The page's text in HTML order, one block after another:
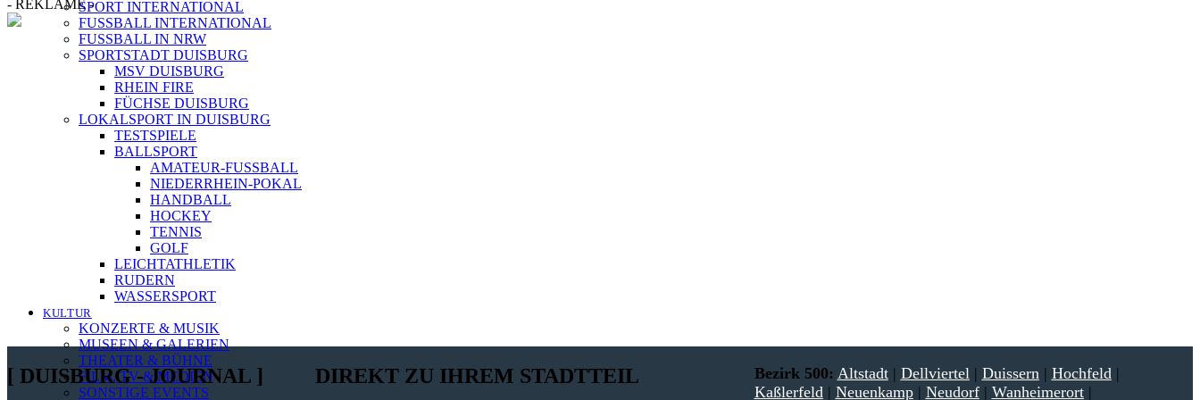
SPORT INTERNATIONAL
FUSSBALL INTERNATIONAL
FUSSBALL IN NRW
SPORTSTADT DUISBURG
MSV DUISBURG
RHEIN FIRE
FÜCHSE DUISBURG
LOKALSPORT IN DUISBURG
TESTSPIELE
BALLSPORT
AMATEUR-FUSSBALL
NIEDERRHEIN-POKAL
HANDBALL
HOCKEY
TENNIS
GOLF
LEICHTATHLETIK
RUDERN
WASSERSPORT
KULTUR
KONZERTE & MUSIK
MUSEEN & GALERIEN
THEATER & BÜHNE
FILM, TV & MEDIEN
SONSTIGE EVENTS
- REKLAME -
[ DUISBURG - Journal ] - NEWSLETTER
In unserem Newsletter erhalten Sie fünf Themen, die bis zum darauf-folgenden Wochenende in Ihrer Region wichtig werden. Immer am Freitagmorgen kostenlos in Ihrem E-Mail-Postfach.
Mit meiner Anmeldung zum Newsletter stimme ich der
[ DUISBURG - JOURNAL ] DIREKT ZU IHREM STADTTEIL Bezirk 500: Altstadt| Dellviertel | Duissern | Hochfeld |
Kaßlerfeld | Neuenkamp| Neudorf| Wanheimerort|